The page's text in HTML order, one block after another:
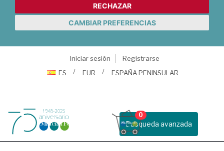
RECHAZAR
CAMBIAR PREFERENCIAS
Iniciar sesión
Registrarse
ES
EUR ESPAÑA PENINSULAR
Busqueda avanzada
0